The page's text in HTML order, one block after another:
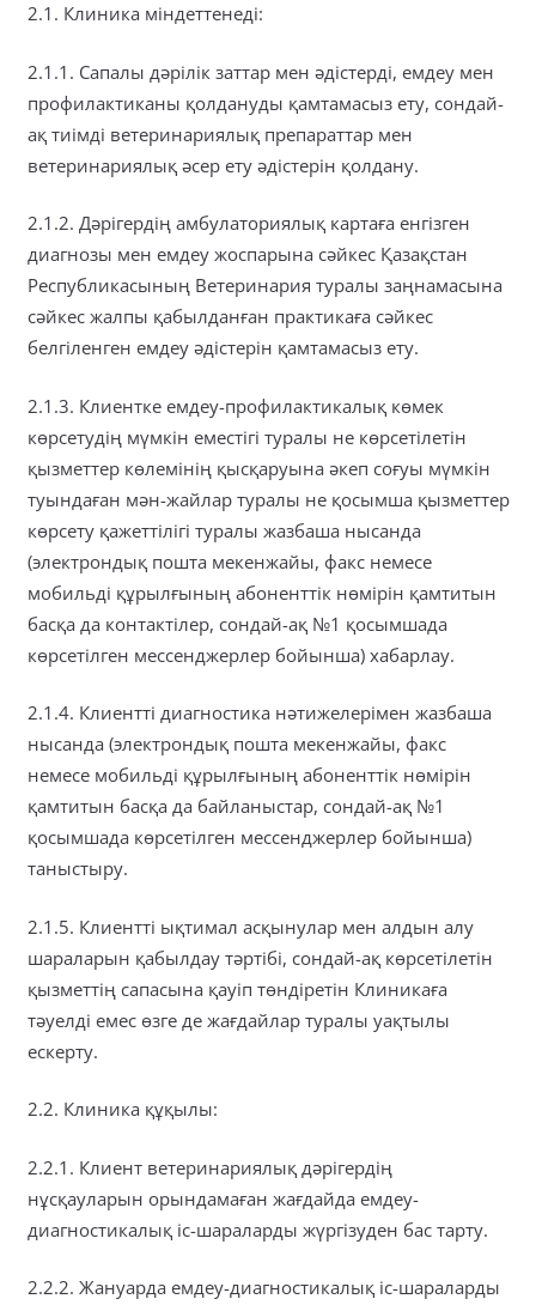
2.1. Клиника міндеттенеді:
2.1.1. Сапалы дәрілік заттар мен әдістерді, емдеу мен
профилактиканы қолдануды қамтамасыз ету, сондай-
ақ тиімді ветеринариялық препараттар мен
ветеринариялық әсер ету әдістерін қолдану.
2.1.2. Дәрігердің амбулаториялық картаға енгізген
диагнозы мен емдеу жоспарына сәйкес Қазақстан
Республикасының Ветеринария туралы заңнамасына
сәйкес жалпы қабылданған практикаға сәйкес
белгіленген емдеу әдістерін қамтамасыз ету.
2.1.3. Клиентке емдеу-профилактикалық көмек
көрсетудің мүмкін еместігі туралы не көрсетілетін
қызметтер көлемінің қысқаруына әкеп соғуы мүмкін
туындаған мән-жайлар туралы не қосымша қызметтер
көрсету қажеттілігі туралы жазбаша нысанда
(электрондық пошта мекенжайы, факс немесе
мобильді құрылғының абоненттік нөмірін қамтитын
басқа да контактілер, сондай-ақ №1 қосымшада
көрсетілген мессенджерлер бойынша) хабарлау.
2.1.4. Клиентті диагностика нәтижелерімен жазбаша
нысанда (электрондық пошта мекенжайы, факс
немесе мобильді құрылғының абоненттік нөмірін
қамтитын басқа да байланыстар, сондай-ақ №1
қосымшада көрсетілген мессенджерлер бойынша)
таныстыру.
2.1.5. Клиентті ықтимал асқынулар мен алдын алу
шараларын қабылдау тәртібі, сондай-ақ көрсетілетін
қызметтің сапасына қауіп төндіретін Клиникаға
тәуелді емес өзге де жағдайлар туралы уақтылы
ескерту.
2.2. Клиника құқылы:
2.2.1. Клиент ветеринариялық дәрігердің
нұсқауларын орындамаған жағдайда емдеу-
диагностикалық іс-шараларды жүргізуден бас тарту.
2.2.2. Жануарда емдеу-диагностикалық іс-шараларды